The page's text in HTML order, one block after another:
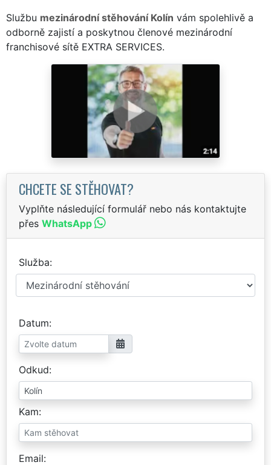
Službu mezinárodní stěhování Kolín vám spolehlivě a
odborně zajistí a poskytnou členové mezinárodní
franchisové sítě EXTRA SERVICES.
CHCETE SE STĚHOVAT?
Vyplňte následující formulář nebo nás kontaktujte
přes WhatsApp
Služba
Datum
Odkud
Kam
Email